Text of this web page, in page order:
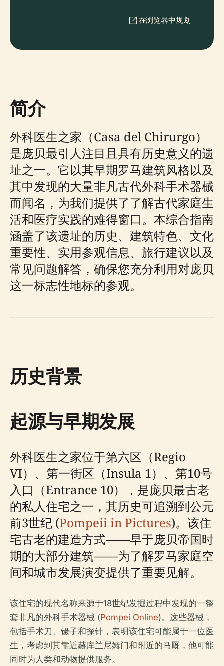
在浏览器中规划
简介
外科医生之家（Casa del Chirurgo）
是庞贝最引人注目且具有历史意义的遗
址之一。它以其早期罗马建筑风格以及
其中发现的大量非凡古代外科手术器械
而闻名，为我们提供了了解古代家庭生
活和医疗实践的难得窗口。本综合指南
涵盖了该遗址的历史、建筑特色、文化
重要性、实用参观信息、旅行建议以及
常见问题解答，确保您充分利用对庞贝
这一标志性地标的参观。
历史背景
起源与早期发展
外科医生之家位于第六区（Regio
VI）、第一街区（Insula 1）、第10号
入口（Entrance 10），是庞贝最古老
的私人住宅之一，其历史可追溯到公元
前3世纪 (Pompeii in Pictures)。该住
宅古老的建造方式——早于庞贝帝国时
期的大部分建筑——为了解罗马家庭空
间和城市发展演变提供了重要见解。
该住宅的现代名称来源于18世纪发掘过程中发现的一整
套非凡的外科手术器械 (Pompei Online)。这些器械，
包括手术刀、镊子和探针，表明该住宅可能属于一位医
生，考虑到其靠近赫库兰尼姆门和附近的马厩，他可能
同时为人类和动物提供服务。